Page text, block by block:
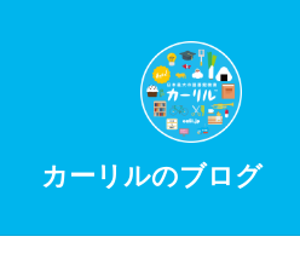
カーリルのブログ